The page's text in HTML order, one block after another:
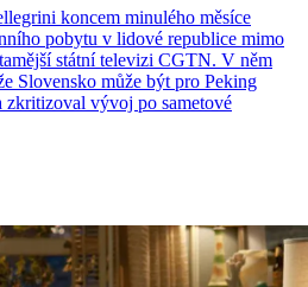
koncem minulého měsíce
pobytu v lidové republice mimo
státní televizi CGTN. V něm
Slovensko může být pro Peking
vývoj po sametové